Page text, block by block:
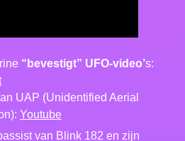
“bevestigt” UFO-video’s:
UAP (Unidentified Aerial
Youtube
van Blink 182 en zijn